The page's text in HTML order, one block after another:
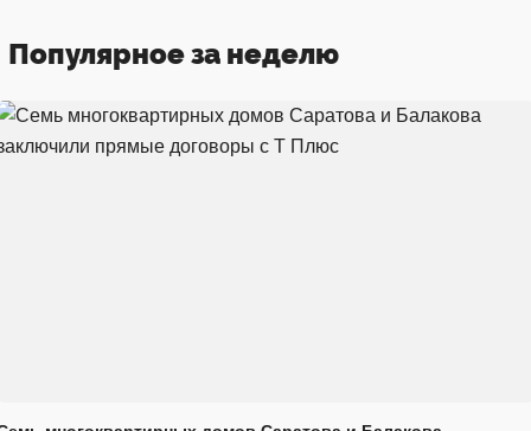
Популярное за неделю